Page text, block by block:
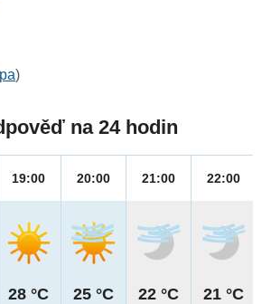
)
na 24 hodin
19:00
28 °C
20:00
25 °C
21:00
22 °C
22:00
21 °C